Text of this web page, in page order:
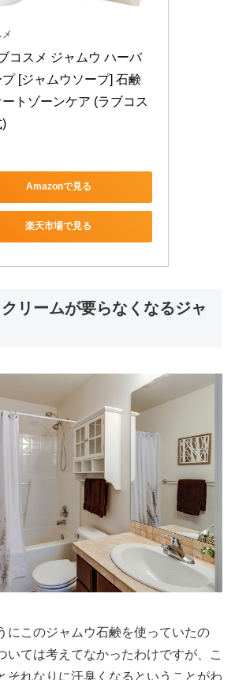
コスメ ジャムウ ハーバ
プ [ジャムウソープ] 石鹸
トゾーンケア (ラブコス
)
Amazonで見る
楽天市場で見る
リームが要らなくなるジャ
にこのジャムウ石鹸を使っていたの
いては考えてなかったわけですが、こ
それなりに汗臭くなるということがわ